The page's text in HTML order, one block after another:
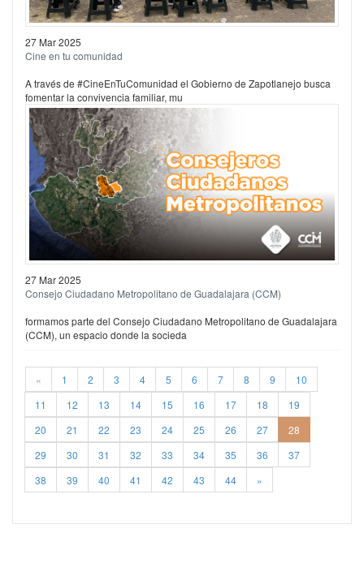
27 Mar 2025
Cine en tu comunidad
A través de #CineEnTuComunidad el Gobierno de Zapotlanejo busca
fomentar la convivencia familiar, mu
27 Mar 2025
Consejo Ciudadano Metropolitano de Guadalajara (CCM)
formamos parte del Consejo Ciudadano Metropolitano de Guadalajara
(CCM), un espacio donde la socieda
« 1 2 3 4 5 6 7 8 9
10
11
12 13 14 15 16 17 18
19
20
21 22 23 24 25 26 27
28
29
30 31 32 33 34 35 36
37
38
39 40 41 42 43 44 »